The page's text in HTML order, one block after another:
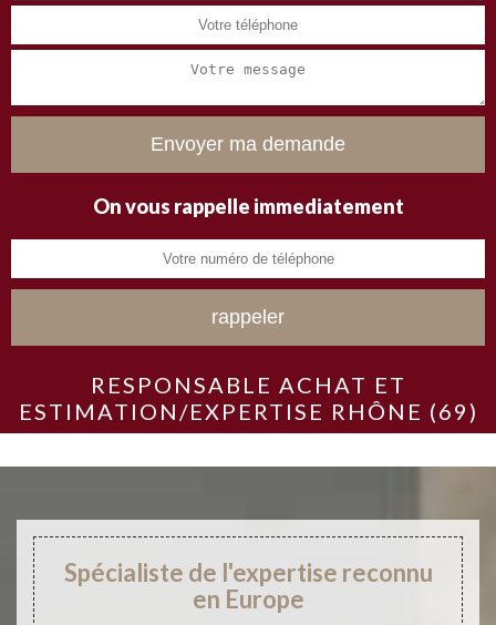
On vous rappelle immediatement
RESPONSABLE ACHAT ET
ESTIMATION/EXPERTISE RHÔNE (69)
Spécialiste de l'expertise reconnu
en Europe